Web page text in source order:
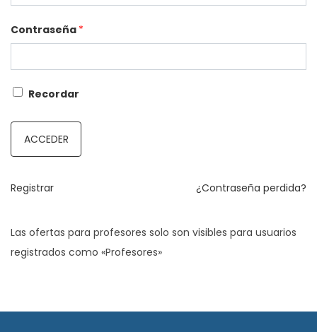
Contraseña *
Recordar
ACCEDER
Registrar ¿Contraseña perdida?
Las ofertas para profesores solo son visibles para usuarios
registrados como «Profesores»